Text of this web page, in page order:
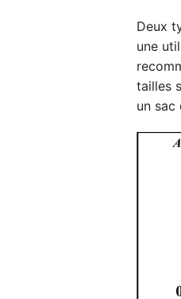
Deux
une
tailles
un sac